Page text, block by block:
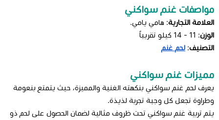
مواصفات غنم سواكني
العلامة التجارية: هامي يامي.
الوزن: 11 - 14 كيلو تقريباً
التصنيف: لحم غنم
مميزات غنم سواكني
يعرف لحم غنم سواكني بنكهته الغنية والمميزة، حيث يتمتع بنعومة
وطراوة تجعل كل وجبة تجربة لذيذة.
يتم تربية غنم سواكني تحت ظروف مثالية لضمان الحصول على لحم ذو